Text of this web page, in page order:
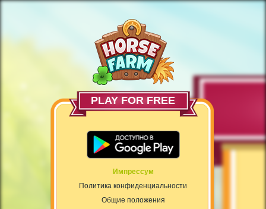
PLAY FOR FREE
Импрессум
Политика конфиденциальности
Общие положения